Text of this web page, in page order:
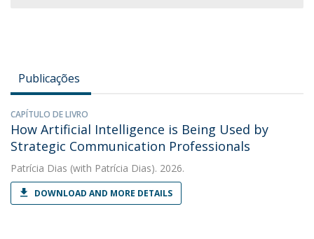
Publicações
CAPÍTULO DE LIVRO
How Artificial Intelligence is Being Used by
Strategic Communication Professionals
Patrícia Dias (with Patrícia Dias). 2026.
DOWNLOAD AND MORE DETAILS